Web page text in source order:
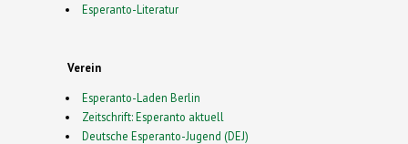
Esperanto-Literatur
Verein
Esperanto-Laden Berlin
Zeitschrift: Esperanto aktuell
Deutsche Esperanto-Jugend (DEJ)